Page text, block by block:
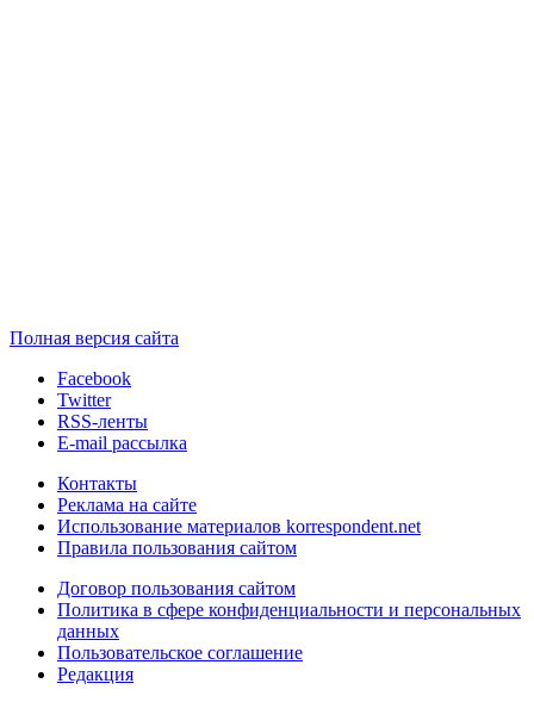
Полная версия сайта
Facebook
Twitter
RSS-ленты
E-mail рассылка
Контакты
Реклама на сайте
Использование материалов korrespondent.net
Правила пользования сайтом
Договор пользования сайтом
Политика в сфере конфиденциальности и персональных
данных
Пользовательское соглашение
Редакция